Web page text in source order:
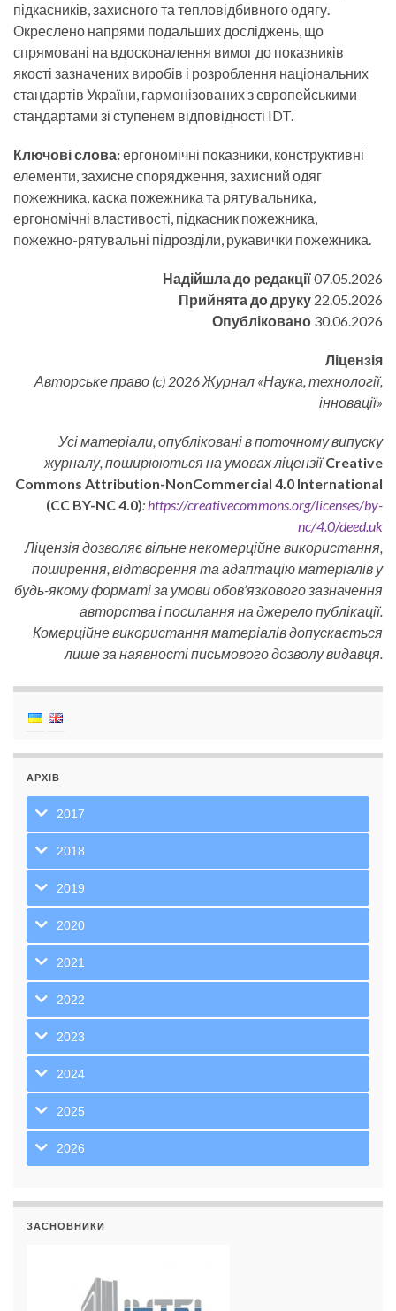
підкасників, захисного та тепловідбивного одягу.
Окреслено напрями подальших досліджень, що
спрямовані на вдосконалення вимог до показників
якості зазначених виробів і розроблення національних
стандартів України, гармонізованих з європейськими
стандартами зі ступенем відповідності IDT.
Ключові слова:ергономічні показники, конструктивні
елементи, захисне спорядження, захисний одяг
пожежника, каска пожежника та рятувальника,
ергономічні властивості, підкасник пожежника,
пожежно-рятувальні підрозділи, рукавички пожежника.
Надійшла до редакції07.05.2026
Прийнята до друку 22.05.2026
Опубліковано 30.06.2026
Ліцензія
Авторське право (c) 2026 Журнал «Наука, технології,
інновації»
Усі матеріали, опубліковані в поточному випуску
журналу, поширюються на умовах ліцензіїCreative
Commons Attribution-NonCommercial 4.0 International
(CC BY-NC 4.0):https://creativecommons.org/licenses/by-
nc/4.0/deed.uk
Ліцензія дозволяє вільне некомерційне використання,
поширення, відтворення та адаптацію матеріалів у
будь-якому форматі за умови обов’язкового зазначення
авторства і посилання на джерело публікації.
Комерційне використання матеріалів допускається
лише за наявності письмового дозволу видавця.
АРХІВ
2017
2018
2019
2020
2021
2022
2023
2024
2025
2026
ЗАСНОВНИКИ